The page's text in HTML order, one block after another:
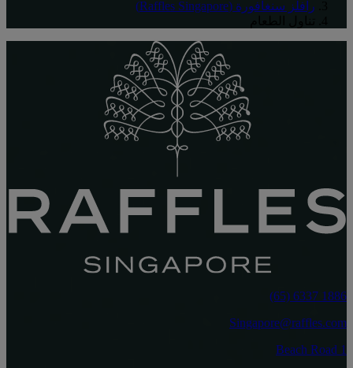
رافلز سنغافورة (Raffles Singapore)
‎(65) 6337 1886
Singapore@raffles.com
1 Beach Road